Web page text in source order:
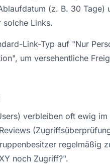
(z. B. 30 Tage)
solche Links.
Link-Typ auf "Nur
um versehentliche
verbleiben oft ewig im
regelmäßig
noch Zugriff?".